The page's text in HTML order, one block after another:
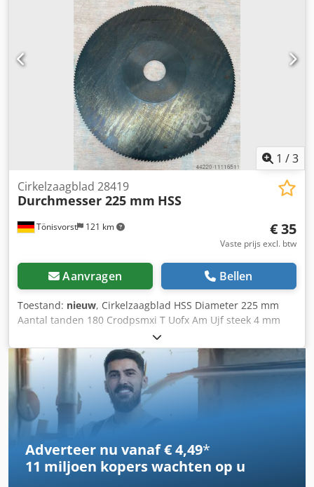
AMA AUUV Pomplevermogen: 3,0 kW Voeding: 3-fasig
Frequentie: 50 Hz Debiet: 16–58 l/min Opvoerhoogte: 107–
225 m Motorspecificaties: Fabrikant: Grundfos Model: MG
100LB2-28FT130-C Vermogen: 3,0 kW Voeding: 200–220 V Δ
/ 346–380 V Y (50 Hz) Toerental: 2880–2910 tpm
Beschermingsklasse: IP54 Isolatieklasse: F Codpfezn N T
1 /3
Tönisvorst 121 km
Cirkelzaagblad 28419
Durchmesser 225 mm HSS
€ 35
Vaste prijs excl. btw
Aanvragen Bellen
Toestand: nieuw, Cirkelzaagblad HSS Diameter 225 mm
Aantal tanden 180 Crodpsmxi T Uofx Am Ujf steek 4 mm
Breedte 2 mm Boring 32 mm (28419) Ongebruikt, van
magazijnafstand
Adverteer nu vanaf € 4,49*
11 miljoen koperswachten op u